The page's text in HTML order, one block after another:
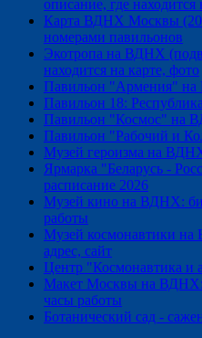
описание, где находится
Карта ВДНХ Москвы
номерами павильонов
Экотропа на ВДНХ
находится на карте, фото
Павильон "Армения"
Павильон 18:
Павильон "Космос" на
Павильон "Рабочий и
Музей героизма на
Ярмарка "Беларусь -
расписание 2026
Музей кино на ВДНХ:
работы
Музей космонавтики
адрес, сайт
Центр "Космонавтика
Макет Москвы на ВДНХ:
часы работы
Ботанический сад -